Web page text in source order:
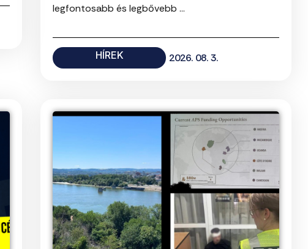
legfontosabb és legbővebb ...
HÍREK 2026. 08. 3.